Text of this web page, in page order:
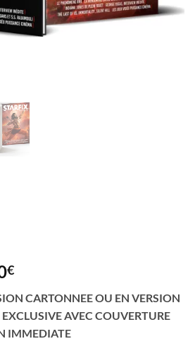
€Plage
prix :
20,00€
à
CARTONNEE OU EN VERSION
AVEC COUVERTURE
IMMEDIATE